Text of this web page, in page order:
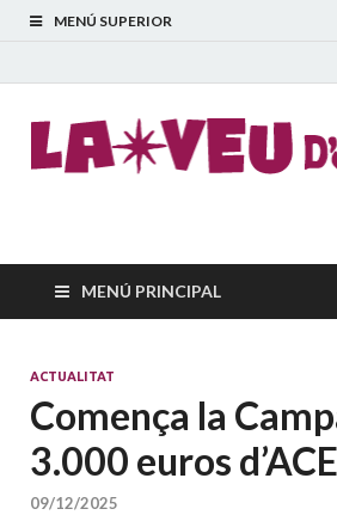
MENÚ SUPERIOR
La Veu
MENÚ PRINCIPAL
ACTUALITAT
Comença la
3.000 euros
09/12/2025